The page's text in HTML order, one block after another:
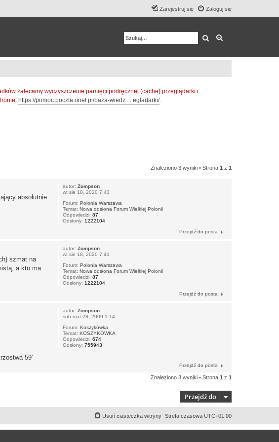
Zaloguj się
Zarejestruj się
Szukaj
zalecamy wyczyszczenie pamięci podręcznej (cache) przeglądarki i
https://pomoc.poczta.onet.pl/baza-wiedz ... egladarki/.
Znaleziono 3 wyniki • Strona 1 z 1
autor:Zompson
wt sie 18, 2020 7:43
Forum:Polonia Warszawa
Temat:Nowa odsłona Forum Wielkiej Polonii
Odpowiedzi:87
Odsłony: 1222104
absolutnie
Przejdź do posta
autor:Zompson
wt sie 18, 2020 7:41
Forum:Polonia Warszawa
Temat:Nowa odsłona Forum Wielkiej Polonii
Odpowiedzi:87
Odsłony: 1222104
szmat na
a kto ma
Przejdź do posta
autor:Zompson
sob mar 28, 2009 1:14
Forum:Koszykówka
Temat:KOSZYKÓWKA
Odpowiedzi:674
Odsłony:755943
59'
Przejdź do posta
Znaleziono 3 wyniki • Strona 1 z 1
Przejdź do
Strefa czasowa UTC+01:00
Usuń ciasteczka witryny